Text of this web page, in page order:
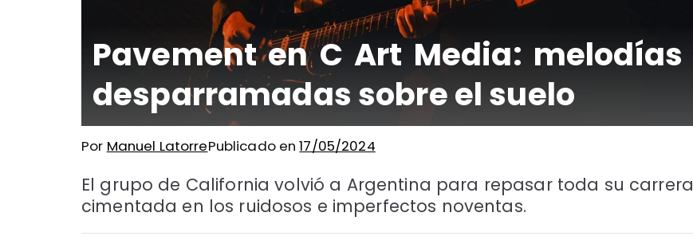
Pavement en C Art Media: melodías
desparramadas sobre el suelo
Por Manuel LatorrePublicado en17/05/2024
El grupo de California volvió a Argentina para repasar toda su carrera
cimentada en los ruidosos e imperfectos noventas.